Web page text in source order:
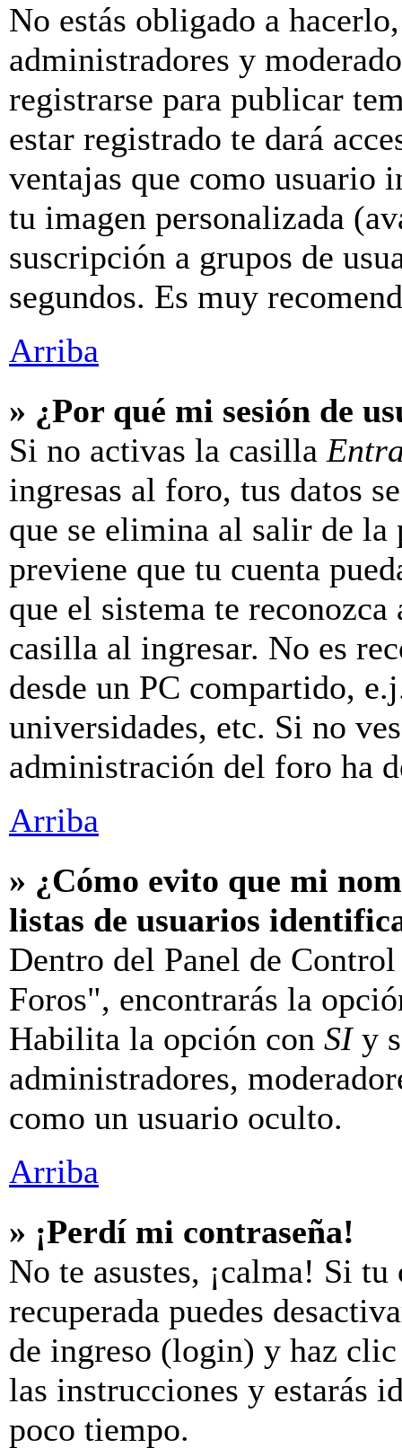
No estás obligado a
administradores y
registrarse para publicar
estar registrado te dará
ventajas que como usuario
tu imagen personalizada
suscripción a grupos de
segundos. Es muy
Arriba
» ¿Por qué mi sesión de
Si no activas la casilla
ingresas al foro, tus datos
que se elimina al salir de
previene que tu cuenta
que el sistema te
casilla al ingresar. No es
desde un PC compartido,
universidades, etc. Si no
administración del foro ha
Arriba
» ¿Cómo evito que mi
listas de usuarios
Dentro del Panel de
Foros", encontrarás la
Habilita la opción con SIy
administradores,
como un usuario oculto.
Arriba
» ¡Perdí mi contraseña!
No te asustes, ¡calma! Si tu
recuperada puedes
de ingreso (login) y haz
las instrucciones y estarás
poco tiempo.